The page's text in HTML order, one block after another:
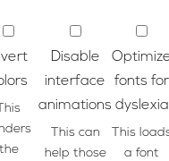
This
the
Disable
interface
animations
This can
help those
fonts for
dyslexia
This
a font